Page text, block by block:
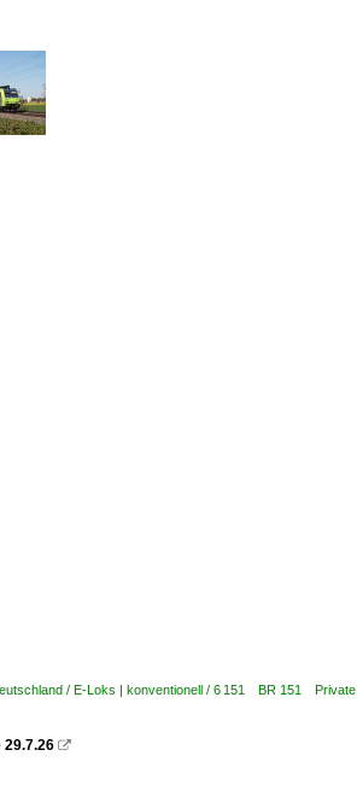
/ E-Loks | konventionell / 6 151 BR 151 Private
